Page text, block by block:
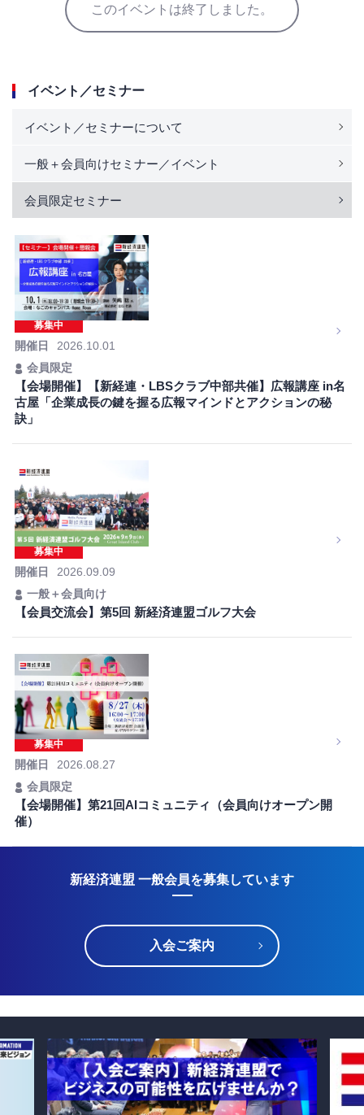
このイベントは終了しました。
イベント／セミナー
イベント／セミナーについて
一般＋会員向けセミナー／イベント
会員限定セミナー
募集中
開催日
2026.10.01
会員限定
【会場開催】【新経連・LBSクラブ中部共催】広報講座 in名
古屋「企業成長の鍵を握る広報マインドとアクションの秘
訣」
募集中
開催日
2026.09.09
一般＋会員向け
【会員交流会】第5回 新経済連盟ゴルフ大会
募集中
開催日
2026.08.27
会員限定
【会場開催】第21回AIコミュニティ（会員向けオープン開
催）
新経済連盟 一般会員を募集しています
入会ご案内